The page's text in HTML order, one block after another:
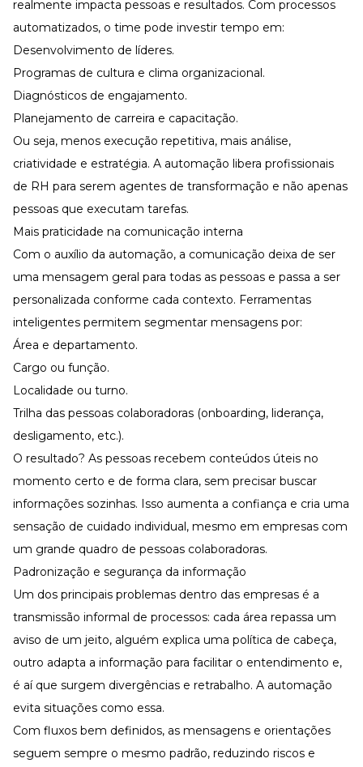
realmente impacta pessoas e resultados. Com processos
automatizados, o time pode investir tempo em:
Desenvolvimento de líderes.
Programas de cultura e clima organizacional.
Diagnósticos de engajamento.
Planejamento de carreira e capacitação.
Ou seja, menos execução repetitiva, mais análise,
criatividade e estratégia. A automação libera profissionais
de RH para serem agentes de transformação e não apenas
pessoas que executam tarefas.
Mais praticidade na comunicação interna
Com o auxílio da automação, a comunicação deixa de ser
uma mensagem geral para todas as pessoas e passa a ser
personalizada conforme cada contexto. Ferramentas
inteligentes permitem segmentar mensagens por:
Área e departamento.
Cargo ou função.
Localidade ou turno.
Trilha das pessoas colaboradoras (onboarding, liderança,
desligamento, etc.).
O resultado? As pessoas recebem conteúdos úteis no
momento certo e de forma clara, sem precisar buscar
informações sozinhas. Isso aumenta a confiança e cria uma
sensação de cuidado individual, mesmo em empresas com
um grande quadro de pessoas colaboradoras.
Padronização e segurança da informação
Um dos principais problemas dentro das empresas é a
transmissão informal de processos: cada área repassa um
aviso de um jeito, alguém explica uma política de cabeça,
outro adapta a informação para facilitar o entendimento e,
é aí que surgem divergências e retrabalho. A automação
evita situações como essa.
Com fluxos bem definidos, as mensagens e orientações
seguem sempre o mesmo padrão, reduzindo riscos e